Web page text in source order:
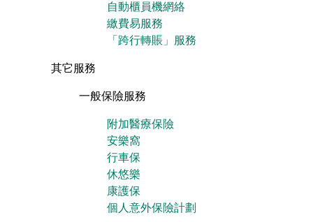
自動櫃員機網絡
繳費易服務
「跨行轉賬」服務
其它服務
一般保險服務
附加醫療保險
安樂窩
行車保
休悠樂
康護保
個人意外保險計劃